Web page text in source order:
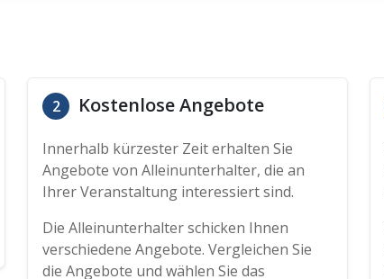
2 Kostenlose Angebote
Innerhalb kürzester Zeit erhalten Sie
Angebote von Alleinunterhalter, die an
Ihrer Veranstaltung interessiert sind.
Die Alleinunterhalter schicken Ihnen
verschiedene Angebote. Vergleichen Sie
die Angebote und wählen Sie das